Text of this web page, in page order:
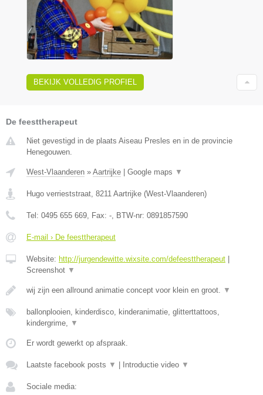
BEKIJK VOLLEDIG PROFIEL
De feesttherapeut
Niet gevestigd in de plaats Aiseau Presles en in de provincie
Henegouwen.
West-Vlaanderen » Aartrijke | Google maps ▼
Hugo verrieststraat 8211 Aartrijke (West-Vlaanderen)
Tel: 0495 655 669 , Fax: - , BTW-nr: 0891857590
E-mail › De feesttherapeut
Website: http://jurgendewitte.wixsite.com/defeesttherapeut |
Screenshot ▼
wij zijn een allround animatie concept voor klein en groot. ▼
ballonplooien, kinderdisco, kinderanimatie, glitterttattoos,
kindergrime,
▼
Er wordt gewerkt op afspraak.
Laatste facebook posts ▼ | Introductie video ▼
Sociale media: